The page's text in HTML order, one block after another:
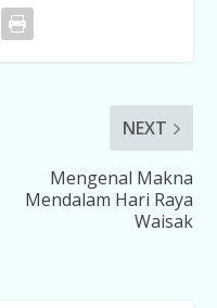
NEXT
Mengenal Makna
Mendalam Hari Raya
Waisak